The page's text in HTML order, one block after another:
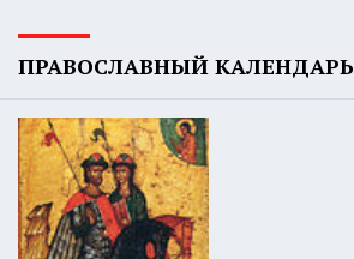
ПРАВОСЛАВНЫЙ КАЛЕНДАРЬ